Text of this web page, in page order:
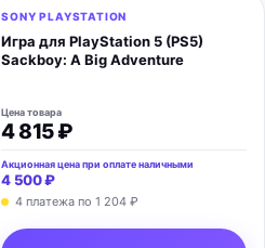
SONY PLAYSTATION
Игра для PlayStation 5 (PS5)
Sackboy: A Big Adventure
Цена товара
4 815 ₽
Акционная цена при оплате наличными
4 500 ₽
4 платежа по1 204 ₽